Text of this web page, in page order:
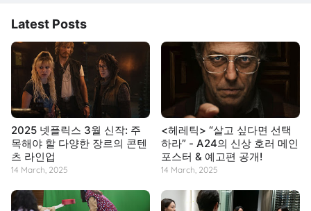
Latest Posts
2025 넷플릭스 3월 신작: 주
목해야 할 다양한 장르의 콘텐
츠 라인업
14 March, 2025
<헤레틱> “살고 싶다면 선택
하라” - A24의 신상 호러 메인
포스터 & 예고편 공개!
14 March, 2025